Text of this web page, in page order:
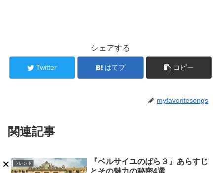
シェアする
Twitter はてブ コピー
myfavoritesongs
関連記事
トレンド
『ベルサイユのばら３』あらすじ